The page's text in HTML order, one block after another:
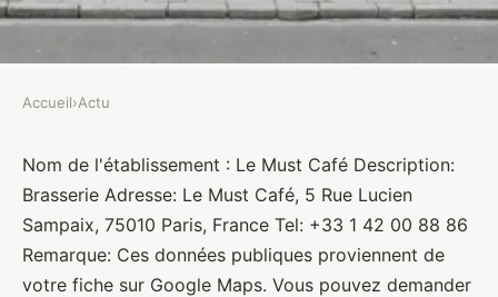
Le Must Café
Brasseurs •10 janvier 2022•1 min de lecture
Accueil›Actu
Nom de l'établissement : Le Must Café Description:
Brasserie Adresse: Le Must Café, 5 Rue Lucien
Sampaix, 75010 Paris, France Tel: +33 1 42 00 88 86
Remarque: Ces données publiques proviennent de
votre fiche sur Google Maps. Vous pouvez demander